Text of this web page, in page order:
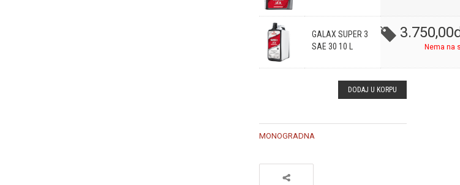
GALAX SUPER 3
SAE 30 10 L
3.750,00
Nema na
DODAJ U KORPU
MONOGRADNA